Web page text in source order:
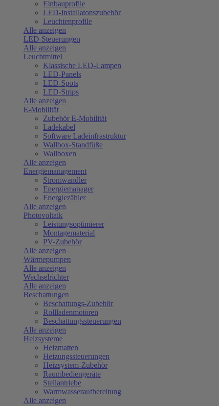
Einbauprofile
LED-Installatonszubehör
Leuchtenprofile
Alle anzeigen
LED-Steuerungen
Alle anzeigen
Leuchtmittel
Klassische LED-Lampen
LED-Panels
LED-Spots
LED-Strips
Alle anzeigen
E-Mobilität
Zubehör E-Mobilität
Ladekabel
Software Ladeinfrastruktur
Wallbox-Standfüße
Wallboxen
Alle anzeigen
Energiemanagement
Stromwandler
Energiemanager
Energiezähler
Alle anzeigen
Photovoltaik
Leistungsoptimierer
Montagematerial
PV-Zubehör
Alle anzeigen
Wärmepumpen
Alle anzeigen
Wechselrichter
Alle anzeigen
Beschattungen
Beschattungs-Zubehör
Rollladenmotoren
Beschattungssteuerungen
Alle anzeigen
Heizsysteme
Heizmatten
Heizungssteuerungen
Heizsystem-Zubehör
Raumbediengeräte
Stellantriebe
Warmwasseraufbereitung
Alle anzeigen